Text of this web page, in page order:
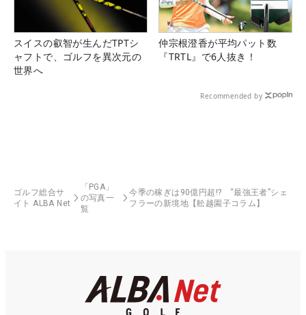
スイスの叡智が生んだTPTシ
ャフトで、ゴルフを異次元の
世界へ
仲宗根澄香が平均パット数
『TRTL』で6人抜き！
Recommended by
ゴルフ総合サ
イト ALBA Net
「PGA」
の写真一
覧
今季の稼ぎは90億円超!? “最強王者”シェ
フラーの新境地【舩越園子コラム】